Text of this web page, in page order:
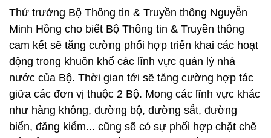
Thứ trưởng Bộ Thông tin & Truyền thông Nguyễn
Minh Hồng cho biết Bộ Thông tin & Truyền thông
cam kết sẽ tăng cường phối hợp triển khai các hoạt
động trong khuôn khổ các lĩnh vực quản lý nhà
nước của Bộ. Thời gian tới sẽ tăng cường hợp tác
giữa các đơn vị thuộc 2 Bộ. Mong các lĩnh vực khác
như hàng không, đường bộ, đường sắt, đường
biển, đăng kiểm... cũng sẽ có sự phối hợp chặt chẽ